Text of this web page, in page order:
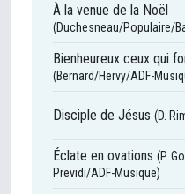
À la venue de la Noël
(Duchesneau/Populaire/
Bienheureux ceux qui
(Bernard/Hervy/ADF-
Disciple de Jésus (D.
Éclate en ovations (P.
Previdi/ADF-Musique)